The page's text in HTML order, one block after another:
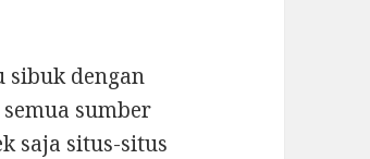
sibuk dengan
sumber
saja situs-situs